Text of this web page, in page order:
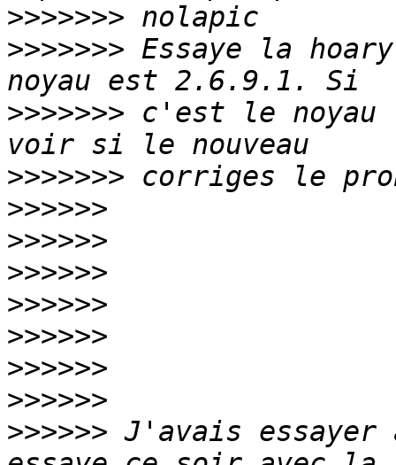
>>>>>>>
>>>>>>> Essaye la
>>>>>>> c'est le noyau
>>>>>>>
>>>>>>
>>>>>>
>>>>>>
>>>>>>
>>>>>>
>>>>>>
>>>>>>
>>>>>> J'avais essayer